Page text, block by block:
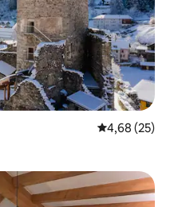
prosječna
4,68 (25)